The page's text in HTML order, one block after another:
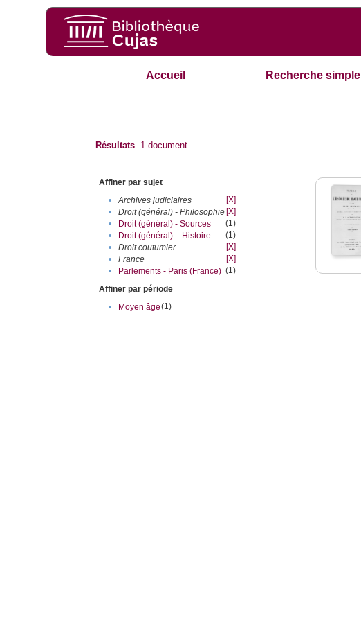
Accueil Recherche simple
Résultats 1 document
Affiner par sujet
•
Archives judiciaires
[X]
•
Droit (général) - Philosophie [X]
•
Droit (général) - Sources
(1)
•
Droit (général) – Histoire
(1)
•
Droit coutumier
[X]
•
France
[X]
•
Parlements - Paris (France) (1)
Affiner par période
•
Moyen âge(1)